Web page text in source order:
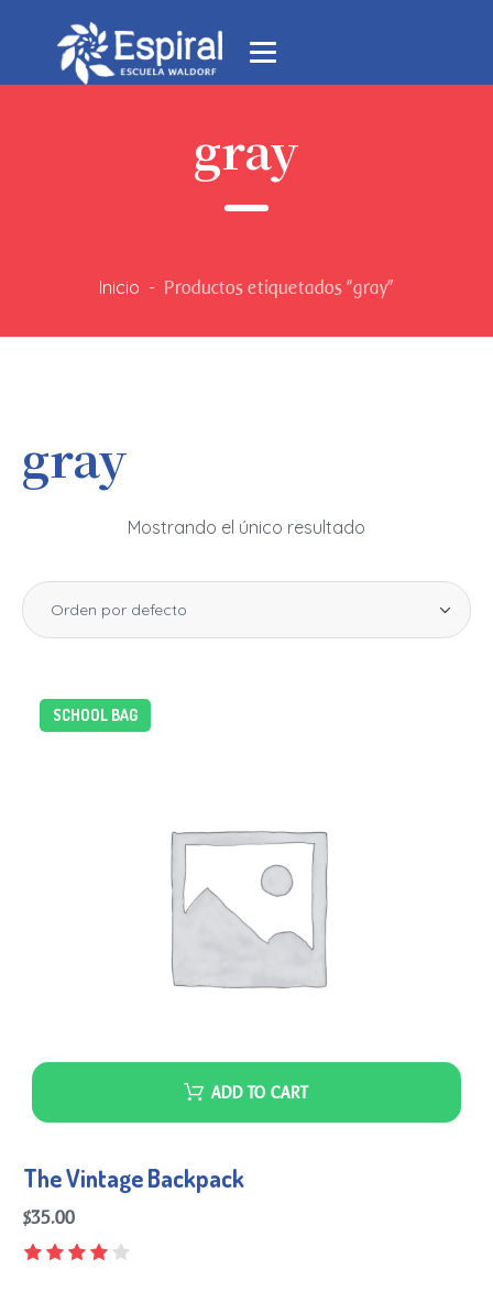
gray
Inicio - Productos etiquetados “gray”
gray
Mostrando el único resultado
ADD TO CART
SCHOOL BAG
The Vintage Backpack
$35.00